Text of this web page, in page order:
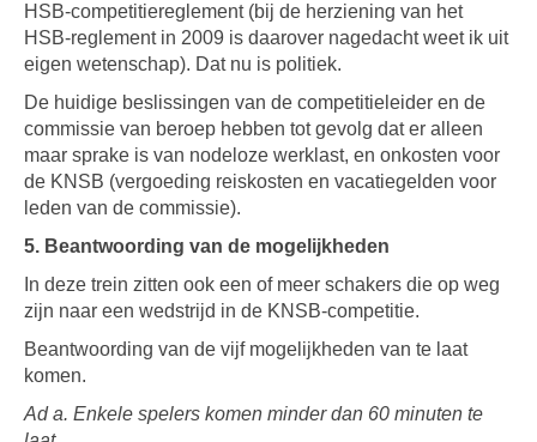
HSB-competitiereglement (bij de herziening van het
HSB-reglement in 2009 is daarover nagedacht weet ik uit
eigen wetenschap). Dat nu is politiek.
De huidige beslissingen van de competitieleider en de
commissie van beroep hebben tot gevolg dat er alleen
maar sprake is van nodeloze werklast, en onkosten voor
de KNSB (vergoeding reiskosten en vacatiegelden voor
leden van de commissie).
5. Beantwoording van de mogelijkheden
In deze trein zitten ook een of meer schakers die op weg
zijn naar een wedstrijd in de KNSB-competitie.
Beantwoording van de vijf mogelijkheden van te laat
komen.
Ad a. Enkele spelers komen minder dan 60 minuten te